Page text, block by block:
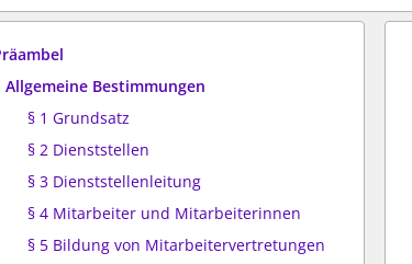
Allgemeine Bestimmungen
§ 1 Grundsatz
§ 2 Dienststellen
§ 3 Dienststellenleitung
§ 4 Mitarbeiter und Mitarbeiterinnen
§ 5 Bildung von Mitarbeitervertretungen